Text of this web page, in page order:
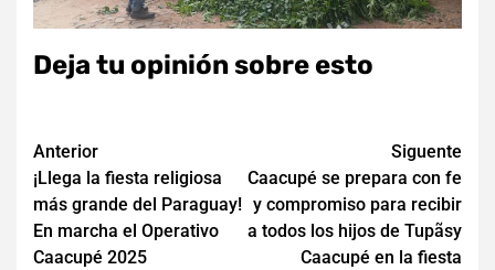
Deja tu opinión sobre esto
Navegación
de
entradas
Anterior
¡Llega la fiesta religiosa
más grande del Paraguay!
En marcha el Operativo
Caacupé 2025
Siguente
Caacupé se prepara con fe
y compromiso para recibir
a todos los hijos de Tupãsy
Caacupé en la fiesta